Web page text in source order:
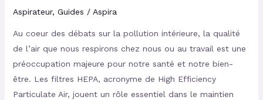
Aspirateur, Guides / Aspira
Au coeur des débats sur la pollution intérieure, la qualité
de l’air que nous respirons chez nous ou au travail est une
préoccupation majeure pour notre santé et notre bien-
être. Les filtres HEPA, acronyme de High Efficiency
Particulate Air, jouent un rôle essentiel dans le maintien